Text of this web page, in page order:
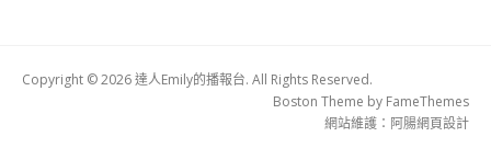
Copyright © 2026 達人Emily的播報台. All Rights Reserved.
Boston Theme by FameThemes
網站維護： 阿腸網頁設計